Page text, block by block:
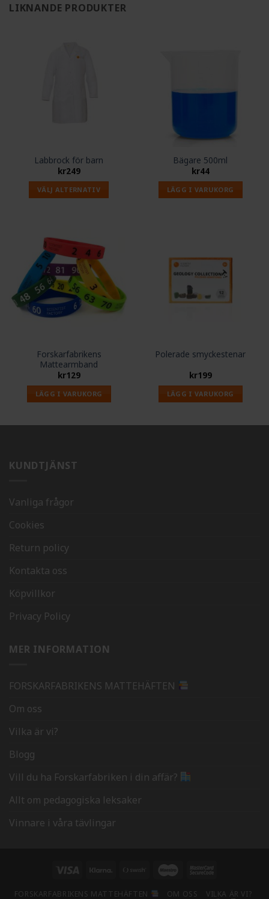
LIKNANDE PRODUKTER
Labbrock för barn
kr249
VÄLJ ALTERNATIV
har
flera
varianter.
De
olika
alternativen
kan
produktsidan
Bägare 500ml
kr44
LÄGG I VARUKORG
Forskarfabrikens
Mattearmband
kr129
LÄGG I VARUKORG
Polerade smyckestenar
kr199
LÄGG I VARUKORG
KUNDTJÄNST
Vanliga frågor
Cookies
Return policy
Kontakta oss
Köpvillkor
Privacy Policy
MER INFORMATION
FORSKARFABRIKENS MATTEHÄFTEN
Om oss
Vilka är vi?
Blogg
Vill du ha Forskarfabriken i din affär?
Allt om pedagogiska leksaker
Vinnare i våra tävlingar
Visa Klarna
Swish
Maestro
FORSKARFABRIKENS MATTEHÄFTEN OM OSS
VILKA ÄR VI?